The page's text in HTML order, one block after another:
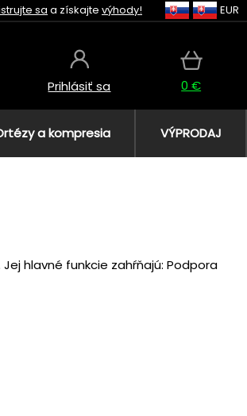
sa a získajte výhody! EUR
Prihlásiť sa 0 €
a kompresia VÝPRODAJ
hlavné funkcie zahŕňajú: Podpora